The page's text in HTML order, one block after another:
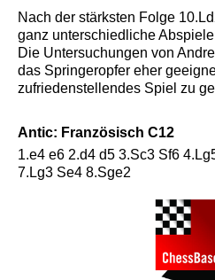
Nach der stärksten Folge
ganz unterschiedliche
Die Untersuchungen von
das Springeropfer eher
zufriedenstellendes Spiel zu
Antic: Französisch C12
1.e4 e6 2.d4 d5 3.Sc3 Sf6
7.Lg3 Se4 8.Sge2